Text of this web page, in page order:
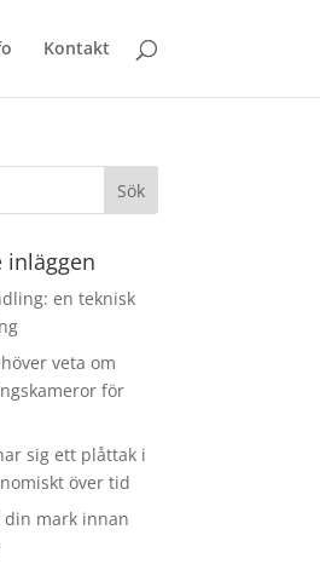
Kontakt
inläggen
en teknisk
veta om
för
sig ett plåttak i
över tid
din mark innan